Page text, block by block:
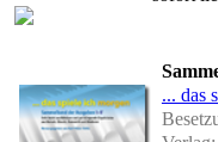
... das